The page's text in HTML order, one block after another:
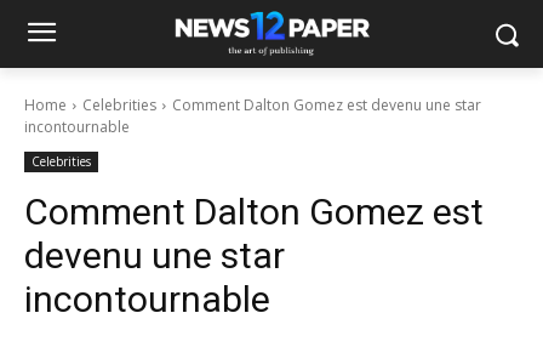
Home Celebrities
Comment Dalton Gomez est devenu une star
incontournable
Celebrities
Comment Dalton Gomez est
devenu une star
incontournable